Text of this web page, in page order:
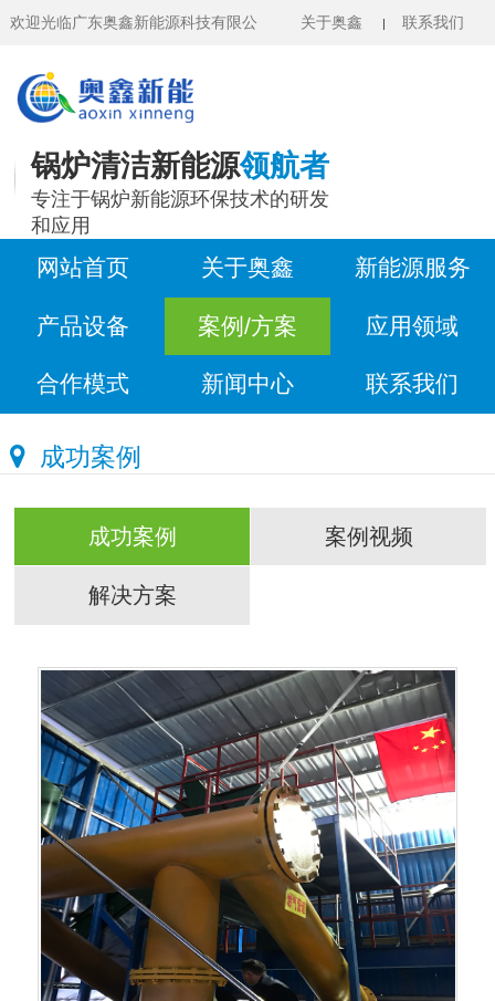
欢迎光临广东奥鑫新能源科技有限公 关于奥鑫 联系我们
锅炉清洁新能源领航者
专注于锅炉新能源环保技术的研发
和应用
网站首页 关于奥鑫 新能源服务
产品设备 案例/方案 应用领域
合作模式 新闻中心 联系我们
成功案例
成功案例 案例视频
解决方案